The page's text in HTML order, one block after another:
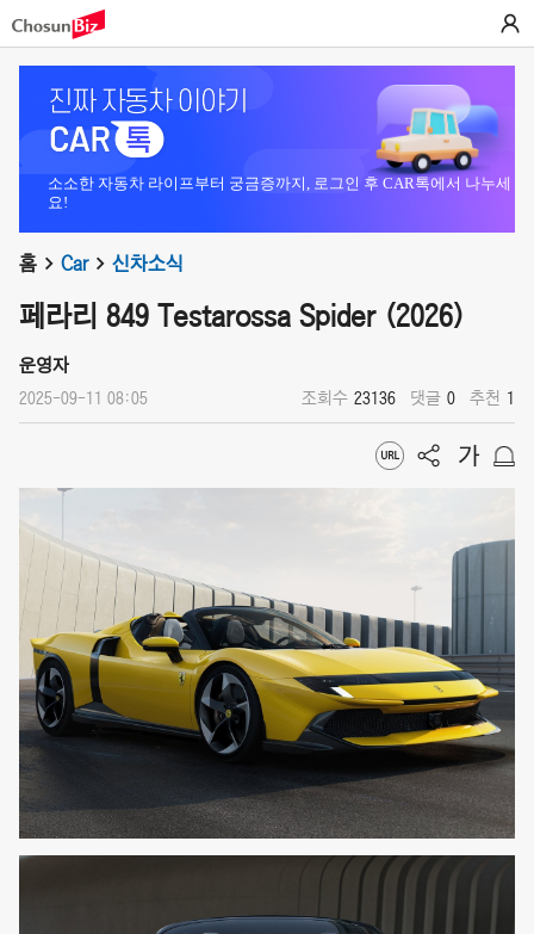
소소한 자동차 라이프부터 궁금증까지, 로그인 후 CAR톡에서 나누세
요!
홈 Car 신차소식
페라리 849 Testarossa Spider (2026)
운영자
2025-09-11 08:05 조회수 23136 댓글 0 추천 1